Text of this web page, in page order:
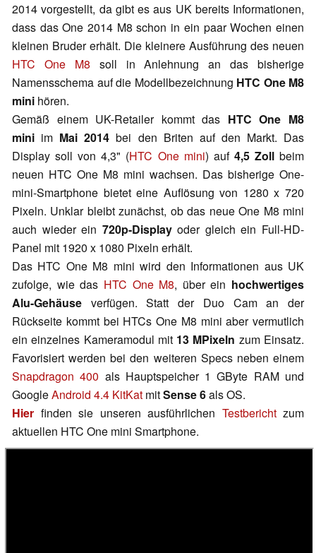
2014 vorgestellt, da gibt es aus UK bereits Informationen,
dass das One 2014 M8 schon in ein paar Wochen einen
kleinen Bruder erhält. Die kleinere Ausführung des neuen
HTC One M8 soll in Anlehnung an das bisherige
Namensschema auf die Modellbezeichnung HTC One M8
mini hören.
Gemäß einem UK-Retailer kommt das HTC One M8
mini im Mai 2014 bei den Briten auf den Markt. Das
Display soll von 4,3" (HTC One mini) auf 4,5 Zollbeim
neuen HTC One M8 mini wachsen. Das bisherige One-
mini-Smartphone bietet eine Auflösung von 1280 x 720
Pixeln. Unklar bleibt zunächst, ob das neue One M8 mini
auch wieder ein 720p-Displayoder gleich ein Full-HD-
Panel mit 1920 x 1080 Pixeln erhält.
Das HTC One M8 mini wird den Informationen aus UK
zufolge, wie das HTC One M8, über ein hochwertiges
Alu-Gehäuse verfügen. Statt der Duo Cam an der
Rückseite kommt bei HTCs One M8 mini aber vermutlich
ein einzelnes Kameramodul mit 13 MPixeln zum Einsatz.
Favorisiert werden bei den weiteren Specs neben einem
Snapdragon 400 als Hauptspeicher 1 GByte RAM und
GoogleAndroid 4.4 KitKat mitSense 6als OS.
Hier finden sie unseren ausführlichen Testberichtzum
aktuellen HTC One mini Smartphone.